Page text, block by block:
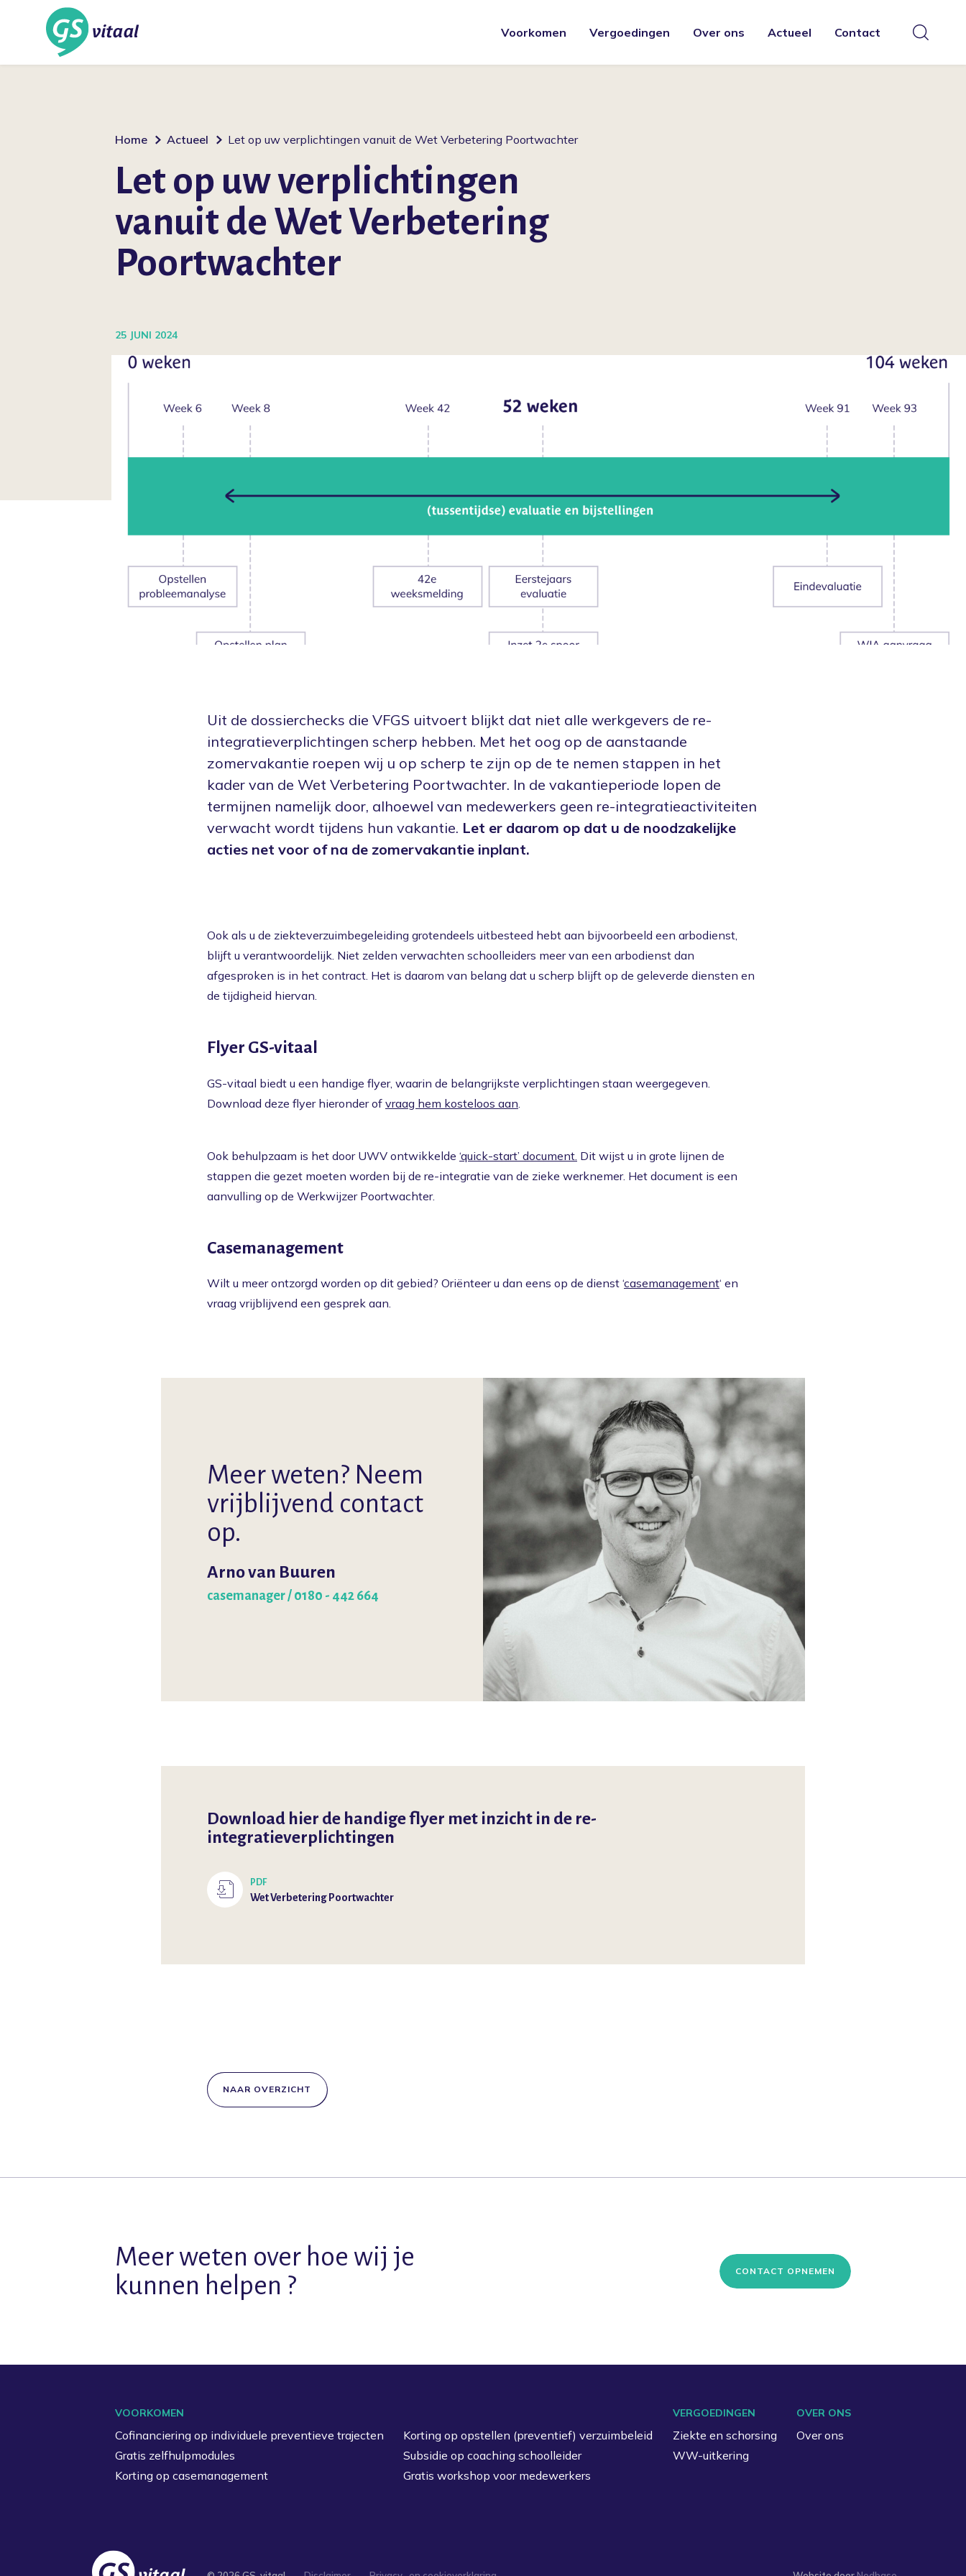
Voorkomen Vergoedingen Over ons Actueel Contact
Voorkomen
Home Actueel Let op uw verplichtingen vanuit de Wet Verbetering Poortwachter
Let op uw verplichtingen
vanuit de Wet Verbetering
Poortwachter
25 JUNI 2024
Uit de dossierchecks die VFGS uitvoert blijkt dat niet alle werkgevers de re-
integratieverplichtingen scherp hebben. Met het oog op de aanstaande
zomervakantie roepen wij u op scherp te zijn op de te nemen stappen in het
kader van de Wet Verbetering Poortwachter. In de vakantieperiode lopen de
termijnen namelijk door, alhoewel van medewerkers geen re-integratieactiviteiten
verwacht wordt tijdens hun vakantie. Let er daarom op dat u de noodzakelijke
acties net voor of na de zomervakantie inplant.
Ook als u de ziekteverzuimbegeleiding grotendeels uitbesteed hebt aan bijvoorbeeld een arbodienst,
blijft u verantwoordelijk. Niet zelden verwachten schoolleiders meer van een arbodienst dan
afgesproken is in het contract. Het is daarom van belang dat u scherp blijft op de geleverde diensten en
de tijdigheid hiervan.
Flyer GS-vitaal
GS-vitaal biedt u een handige flyer, waarin de belangrijkste verplichtingen staan weergegeven.
Download deze flyer hieronder of vraag hem kosteloos aan
Ook behulpzaam is het door UWV ontwikkelde ‘quick-start’ document. Dit wijst u in grote lijnen de
stappen die gezet moeten worden bij de re-integratie van de zieke werknemer. Het document is een
aanvulling op de Werkwijzer Poortwachter.
Casemanagement
Wilt u meer ontzorgd worden op dit gebied? Oriënteer u dan eens op de dienst ‘casemanagement‘ en
vraag vrijblijvend een gesprek aan.
Meer weten? Neem
vrijblijvend contact
op.
Arno van Buuren
casemanager / 0180 - 442 664
Download hier de handige flyer met inzicht in de re-
integratieverplichtingen
PDF
Wet Verbetering Poortwachter
NAAR OVERZICHT
Meer weten over hoe wij je
kunnen helpen ?
CONTACT OPNEMEN
VOORKOMEN
Cofinanciering op individuele preventieve trajecten
Gratis zelfhulpmodules
Korting op casemanagement
Korting op opstellen (preventief) verzuimbeleid
Subsidie op coaching schoolleider
Gratis workshop voor medewerkers
VERGOEDINGEN
Ziekte en schorsing
WW-uitkering
OVER ONS
Over ons